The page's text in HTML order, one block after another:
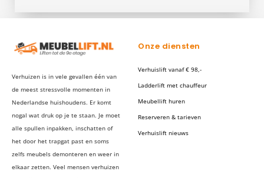
Verhuizen is in vele gevallen één van
de meest stressvolle momenten in
Nederlandse huishoudens. Er komt
nogal wat druk op je te staan. Je moet
alle spullen inpakken, inschatten of
het door het trapgat past en soms
zelfs meubels demonteren en weer in
elkaar zetten. Veel mensen verhuizen
Onze diensten
Verhuislift vanaf € 98,-
Ladderlift met chauffeur
Meubellift huren
Reserveren & tarieven
Verhuislift nieuws